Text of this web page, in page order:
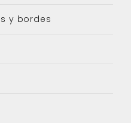
y bordes